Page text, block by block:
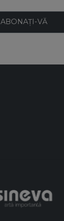
ABONAȚI-VĂ